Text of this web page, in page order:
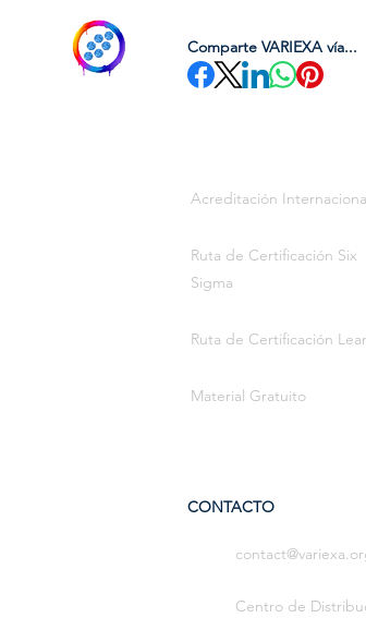
Comparte VARIEXA vía...
Acreditación
Ruta de Certificación Six
Sigma
Ruta de Certificación
Material Gratuito
CONTACTO
Centro de